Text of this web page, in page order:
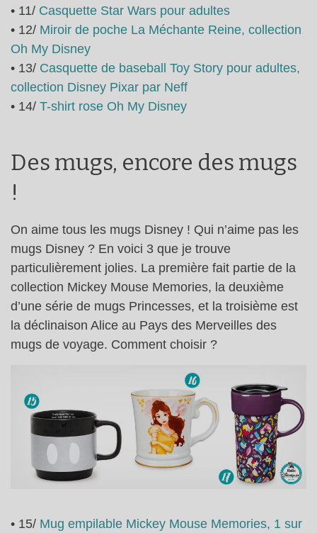
• 11/ Casquette Star Wars pour adultes
• 12/ Miroir de poche La Méchante Reine, collection
Oh My Disney
• 13/ Casquette de baseball Toy Story pour adultes,
collection Disney Pixar par Neff
• 14/ T-shirt rose Oh My Disney
Des mugs, encore des mugs
!
On aime tous les mugs Disney ! Qui n’aime pas les
mugs Disney ? En voici 3 que je trouve
particulièrement jolies. La première fait partie de la
collection Mickey Mouse Memories, la deuxième
d’une série de mugs Princesses, et la troisième est
la déclinaison Alice au Pays des Merveilles des
mugs de voyage. Comment choisir ?
• 15/ Mug empilable Mickey Mouse Memories, 1 sur